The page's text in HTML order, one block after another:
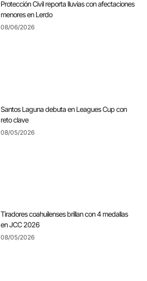
Protección Civil reporta lluvias con afectaciones
menores en Lerdo
08/06/2026
Santos Laguna debuta en Leagues Cup con
reto clave
08/05/2026
Tiradores coahuilenses brillan con 4 medallas
en JCC 2026
08/05/2026